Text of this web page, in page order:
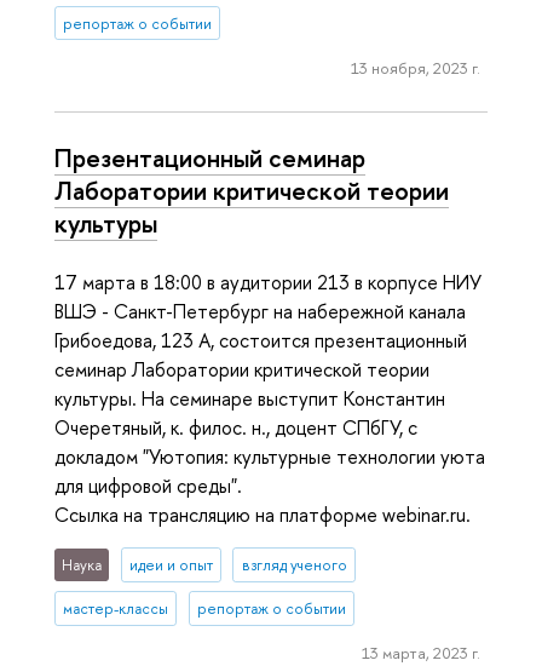
репортаж о событии
13 ноября, 2023 г.
Презентационный семинар
Лаборатории критической теории
культуры
17 марта в 18:00 в аудитории 213 в корпусе НИУ
ВШЭ - Санкт-Петербург на набережной канала
Грибоедова, 123 А, состоится презентационный
семинар Лаборатории критической теории
культуры. На семинаре выступит Константин
Очеретяный, к. филос. н., доцент СПбГУ, с
докладом "Уютопия: культурные технологии уюта
для цифровой среды".
Ссылка на трансляцию на платформе webinar.ru.
Наука идеи и опыт взгляд ученого
мастер-классы репортаж о событии
13 марта, 2023 г.